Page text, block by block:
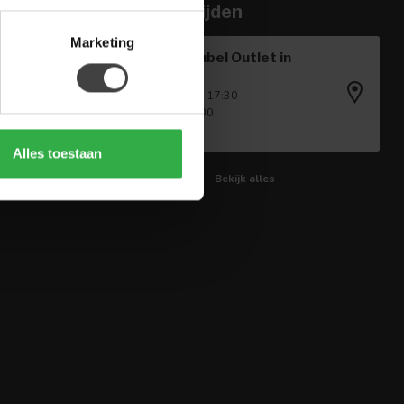
Marketing
Alles toestaan
Openingstijden
Houten Meubel Outlet in
Winkel
Ma - Vr: 09:00 - 17:30
Za: 09:00 - 17:00
Zo: Gesloten
Bekijk alles